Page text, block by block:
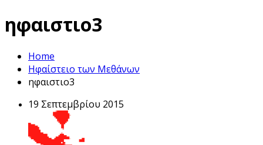
ηφαιστιο3
Home
Ηφαίστειο των Μεθάνων
ηφαιστιο3
19 Σεπτεμβρίου 2015